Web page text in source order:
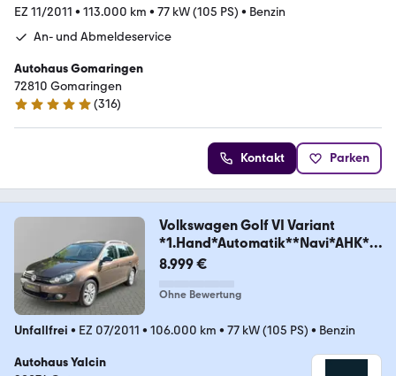
EZ 11/2011 • 113.000 km • 77 kW (105 PS) • Benzin
An- und Abmeldeservice
Autohaus Gomaringen
72810 Gomaringen
4.9 Sterne
(316)
Kontakt Parken
Volkswagen Golf VI Variant
*1.Hand*Automatik**Navi*AHK*S
HZ
8.999 €
Ohne Bewertung
Unfallfrei • EZ 07/2011 • 106.000 km • 77 kW (105 PS) • Benzin
Autohaus Yalcin